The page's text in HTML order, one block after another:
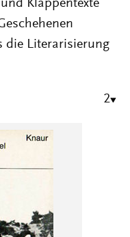
Klappentexte
die Literarisierung
2